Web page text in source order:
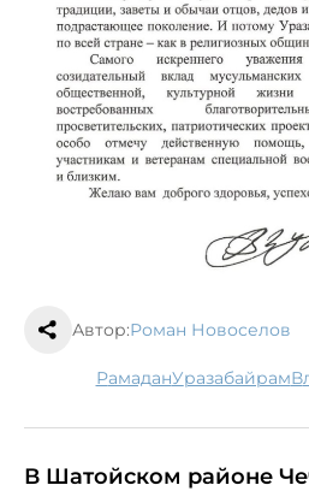
Автор:Роман Новоселов
рамадан Уразабайрам
В Шатойском районе